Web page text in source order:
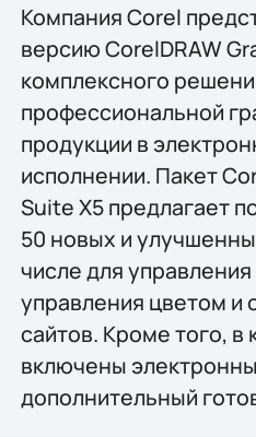
Компания Corel
версию CorelDRAW
комплексного
профессиональной
продукции в
исполнении. Пакет
Suite X5 предлагает
50 новых и
числе для
управления цветом
сайтов. Кроме того, в
включены
дополнительный